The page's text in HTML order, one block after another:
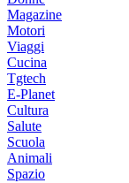
Magazine
Motori
Viaggi
Cucina
Tgtech
E-Planet
Cultura
Salute
Scuola
Animali
Spazio